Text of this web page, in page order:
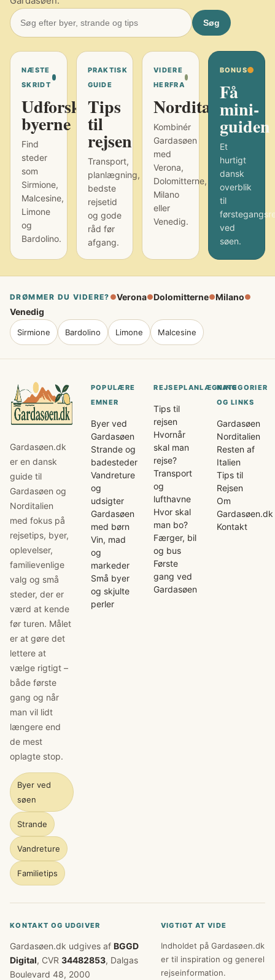
Søg
NÆSTE
SKRIDT
Udforsk
byerne
Find
steder
som
Sirmione,
Malcesine,
Limone
og
Bardolino.
PRAKTISK
GUIDE
Tips
til
rejsen
Transport,
planlægning,
bedste
rejsetid
og gode
råd før
afgang.
VIDERE
HERFRA
Norditalien
Kombinér
Gardasøen
med
Verona,
Dolomitterne,
Milano
eller
Venedig.
BONUS
Få
mini-
guiden
Et
hurtigt
dansk
overblik
til
ved
søen.
DRØMMER DU VIDERE? ●Verona●Dolomitterne●Milano●
Venedig
Sirmione Bardolino Limone Malcesine
Gardasøen.dk
er en dansk
guide til
Gardasøen og
Norditalien
med fokus på
rejsetips, byer,
oplevelser,
familievenlige
valg og små
steder, der er
værd at kende
før turen. Målet
er at gøre det
lettere at
vælge rigtigt –
både første
gang og når
man vil lidt
længere end
de mest
oplagte stop.
Byer ved
søen
Strande
Vandreture
Familietips
POPULÆRE
EMNER
Byer ved
Gardasøen
Strande og
badesteder
Vandreture
og
udsigter
Gardasøen
med børn
Vin, mad
og
markeder
Små byer
og skjulte
perler
REJSEPLANLÆGNING
Tips til
rejsen
Hvornår
skal man
rejse?
Transport
og
lufthavne
Hvor skal
man bo?
Færger, bil
og bus
Første
gang ved
Gardasøen
KATEGORIER
OG LINKS
Gardasøen
Norditalien
Resten af
Italien
Tips til
Rejsen
Om
Gardasøen.dk
Kontakt
KONTAKT OG UDGIVER
Gardasøen.dk udgives af BGGD
Digital, CVR 34482853, Dalgas
Boulevard 48, 2000
VIGTIGT AT VIDE
Indholdet på Gardasøen.dk
er til inspiration og generel
rejseinformation.